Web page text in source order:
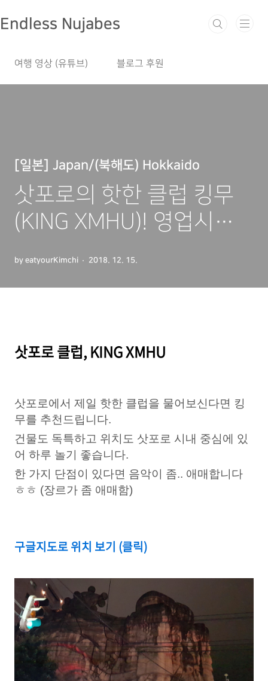
Endless Nujabes
여행 영상 (유튜브) 블로그 후원
[일본] Japan/(북해도) Hokkaido
삿포로의 핫한 클럽 킹무
(KING XMHU)! 영업시간,
by eatyourKimchi 2018. 12. 15.
삿포로 클럽, KING XMHU
삿포로에서 제일 핫한 클럽을 물어보신다면 킹
무를 추천드립니다.
건물도 독특하고 위치도 삿포로 시내 중심에 있
어 하루 놀기 좋습니다.
한 가지 단점이 있다면 음악이 좀.. 애매합니다
ㅎㅎ (장르가 좀 애매함)
구글지도로 위치 보기 (클릭)